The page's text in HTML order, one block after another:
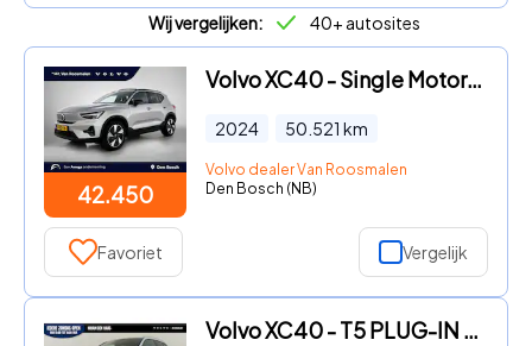
Wij vergelijken: 40+ autosites
42.450
Volvo XC40 - Single Motor Extended Range Ultimate 82 kWh | Pano | Rijklaa
2024 50.521 km
Volvo dealer Van Roosmalen
Den Bosch (NB)
Favoriet Vergelijk
Volvo XC40 - T5 PLUG-IN HYBRID PLUS BRIGHT *2024!* -PANO.DAK|HARMAN/KARDO